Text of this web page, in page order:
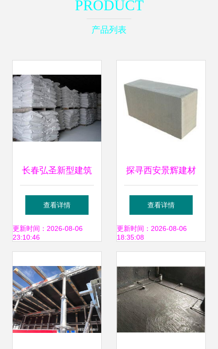
PRODUCT
产品列表
长春弘圣新型建筑
材料 水泥产品列表
查看详情
更新时间：2026-08-06
23:10:46
探寻西安景辉建材
批发厂家 品质与信
赖的建筑材料基地
查看详情
更新时间：2026-08-06
18:35:08